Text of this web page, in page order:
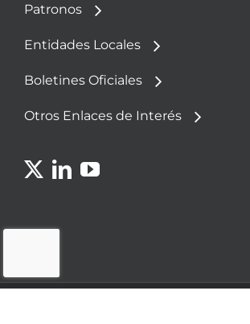
Patronos
Entidades Locales
Boletines Oficiales
Otros Enlaces de Interés